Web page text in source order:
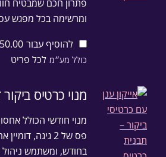
פתרון חכם שמבטיח
ומרשימה בכל מפגש
להוסיף⁦⁩ עבור 50.00
טווח מחירים: ⁦50.00 ₪⁩ עד ⁦120.00 ₪⁩
כולל מע״מ לכל פריט
מנוי כרטיס ביקור
בחודש, ומשתמש ניהול